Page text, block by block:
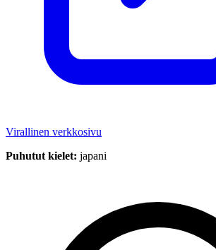
Virallinen verkkosivu
Puhutut kielet: japani